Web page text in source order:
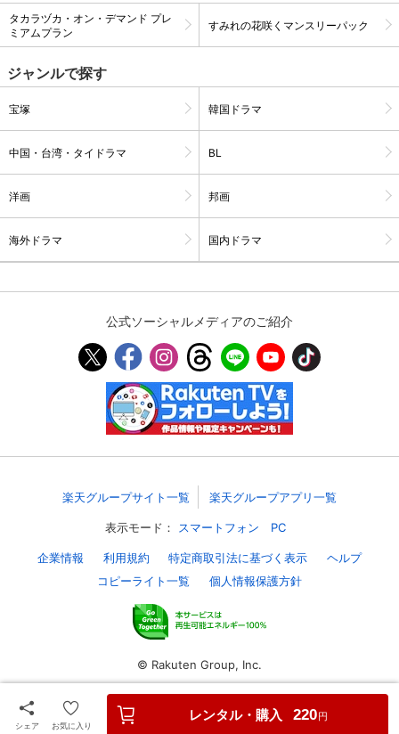
現在獲得済みのお得なクーポンを確認でき
購入履歴
レンタル、購入、定額見放題の購入履歴の
確認が可能です。こちらから視聴いただく
と便利です。
能です。
閲覧履歴
サイト内の閲覧履歴を確認できます。履歴
サイト内で表示される作品の表示制限が可
す。
視聴デバイス一覧
スマホなどでRakuten TVを視聴する際のデ
視聴年齢制限の変更時にパスコード入力が
求められるのでお子さまがいても安心で
メルマガ
メルマガの配信停止、配信先のメールアド
レスの変更が可能です。
定額見放題解約
定額見放題コンテンツの解約はこちらから
可能です。
ログアウト
シェア お気に入り
レンタル・購入 220 円
タカラヅカ・オン・デマンド プレ
ミアムプラン
すみれの花咲くマンスリーパック
ジャンルで探す
宝塚 韓国ドラマ
中国・台湾・タイドラマ BL
洋画 邦画
海外ドラマ 国内ドラマ
公式ソーシャルメディアのご紹介
楽天グループサイト一覧 楽天グループアプリ一覧
表示モード： スマートフォン PC
企業情報 利用規約 特定商取引法に基づく表示
ヘルプ
コピーライト一覧
個人情報保護方針
© Rakuten Group, Inc.